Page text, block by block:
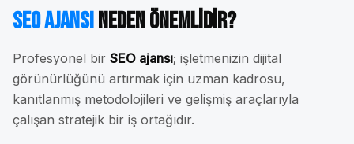
SEO AjansıNeden Önemlidir?
Profesyonel bir SEO ajansı; işletmenizin dijital
görünürlüğünü artırmak için uzman kadrosu,
kanıtlanmış metodolojileri ve gelişmiş araçlarıyla
çalışan stratejik bir iş ortağıdır.